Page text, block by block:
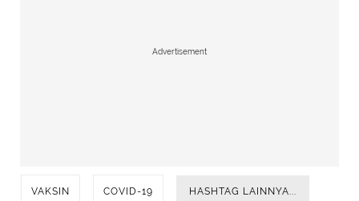
Advertisement
VAKSIN COVID-19 HASHTAG LAINNYA...